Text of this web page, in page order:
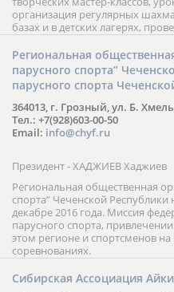
организация регулярных
базах и в детских лагерях,
шахматистами;
форме вебинаров и
российских и международных
онлайн трансляция
Региональная
парусного спорта”
парусного спорта
364013, г. Грозный, ул. Б.
Тел.: +7(928)603-00-50
Email: info@chyf.ru
Президент - ХАДЖИЕВ Хаджиев
Региональная общественная
спорта” Чеченской Республики
декабре 2016 года. Миссия
парусного спорта,
этом регионе и спортсменов
соревнованиях.
Сибирская Ассоциация